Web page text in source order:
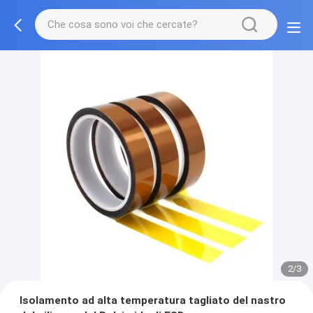
2/3
Isolamento ad alta temperatura tagliato del nastro